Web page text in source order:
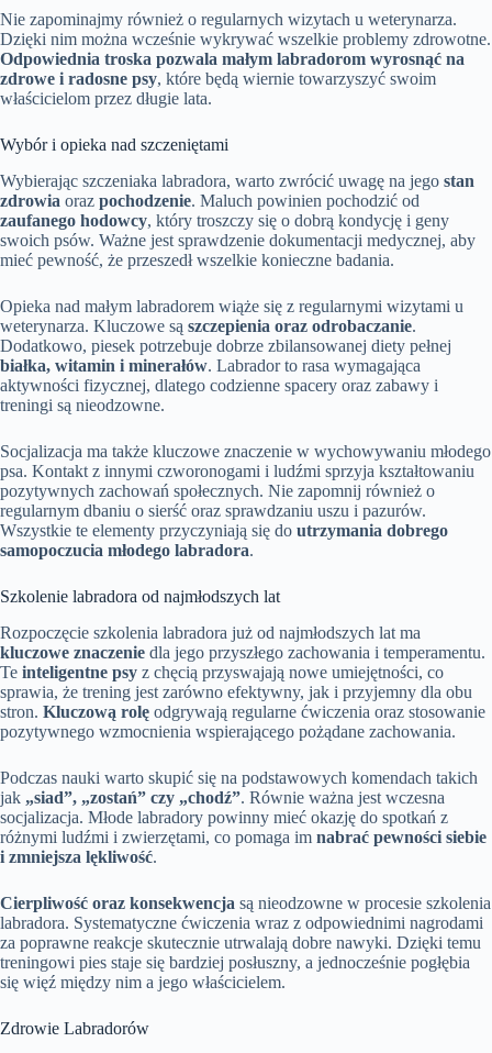
Nie zapominajmy również o regularnych wizytach u weterynarza.
Dzięki nim można wcześnie wykrywać wszelkie problemy zdrowotne.
Odpowiednia troska pozwala małym labradorom wyrosnąć na
zdrowe i radosne psy, które będą wiernie towarzyszyć swoim
właścicielom przez długie lata.
Wybór i opieka nad szczeniętami
Wybierając szczeniaka labradora, warto zwrócić uwagę na jego stan
zdrowia oraz pochodzenie. Maluch powinien pochodzić od
zaufanego hodowcy, który troszczy się o dobrą kondycję i geny
swoich psów. Ważne jest sprawdzenie dokumentacji medycznej, aby
mieć pewność, że przeszedł wszelkie konieczne badania.
Opieka nad małym labradorem wiąże się z regularnymi wizytami u
weterynarza. Kluczowe są szczepienia oraz odrobaczanie.
Dodatkowo, piesek potrzebuje dobrze zbilansowanej diety pełnej
białka, witamin i minerałów. Labrador to rasa wymagająca
aktywności fizycznej, dlatego codzienne spacery oraz zabawy i
treningi są nieodzowne.
Socjalizacja ma także kluczowe znaczenie w wychowywaniu młodego
psa. Kontakt z innymi czworonogami i ludźmi sprzyja kształtowaniu
pozytywnych zachowań społecznych. Nie zapomnij również o
regularnym dbaniu o sierść oraz sprawdzaniu uszu i pazurów.
Wszystkie te elementy przyczyniają się do utrzymania dobrego
samopoczucia młodego labradora.
Szkolenie labradora od najmłodszych lat
Rozpoczęcie szkolenia labradora już od najmłodszych lat ma
kluczowe znaczenie dla jego przyszłego zachowania i temperamentu.
Te inteligentne psy z chęcią przyswajają nowe umiejętności, co
sprawia, że trening jest zarówno efektywny, jak i przyjemny dla obu
stron. Kluczową rolę odgrywają regularne ćwiczenia oraz stosowanie
pozytywnego wzmocnienia wspierającego pożądane zachowania.
Podczas nauki warto skupić się na podstawowych komendach takich
jak „siad”, „zostań” czy „chodź”. Równie ważna jest wczesna
socjalizacja. Młode labradory powinny mieć okazję do spotkań z
różnymi ludźmi i zwierzętami, co pomaga im nabrać pewności siebie
i zmniejsza lękliwość.
Cierpliwość oraz konsekwencja są nieodzowne w procesie szkolenia
labradora. Systematyczne ćwiczenia wraz z odpowiednimi nagrodami
za poprawne reakcje skutecznie utrwalają dobre nawyki. Dzięki temu
treningowi pies staje się bardziej posłuszny, a jednocześnie pogłębia
się więź między nim a jego właścicielem.
Zdrowie Labradorów